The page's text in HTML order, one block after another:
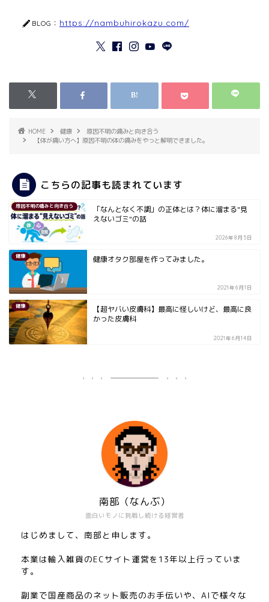
BLOG： https://nambuhirokazu.com/
HOME 健康
原因不明の痛みと向き合う
【体が痛い方へ】原因不明の体の痛みをやっと解明できました。
こちらの記事も読まれています
原因不明の痛みと向き合う
「なんとなく不調」の正体とは？体に溜まる"見
えないゴミ"の話
2026年8月5日
健康 健康オタク部屋を作ってみました。
2021年6月1日
健康
【超ヤバい皮膚科】最高に怪しいけど、最高に良
かった皮膚科
2021年6月14日
面白いモノに挑戦し続ける経営者
南部（なんぶ）
はじめまして、南部と申します。
本業は輸入雑貨のECサイト運営を13年以上行っていま
す。
副業で国産商品のネット販売のお手伝いや、AIで様々な